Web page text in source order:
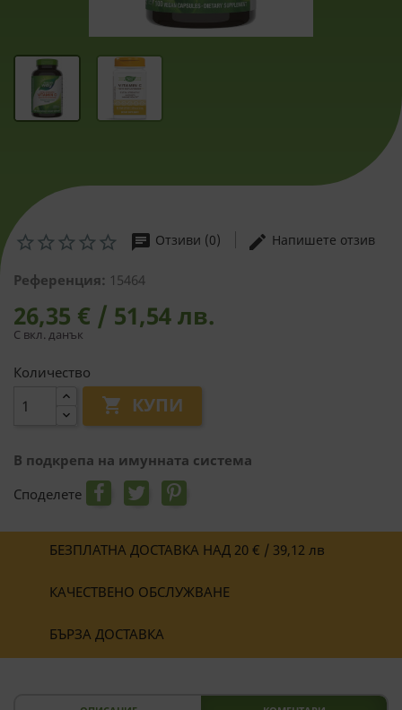
chat Отзиви (0) edit Напишете отзив
Референция: 15464
26,35 € / 51,54 лв.
С вкл. данък
Количество
 КУПИ
В подкрепа на имунната система
Споделете
БЕЗПЛАТНА ДОСТАВКА НАД 20 € / 39,12 лв
КАЧЕСТВЕНО ОБСЛУЖВАНЕ
БЪРЗА ДОСТАВКА